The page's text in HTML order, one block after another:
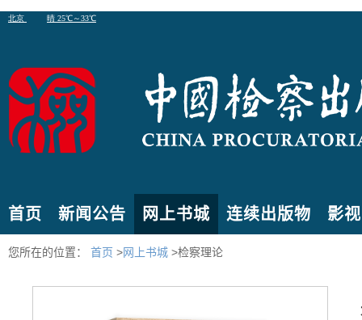
首页 新闻公告 网上书城 连续出版物 影
您所在的位置： 首页 >网上书城 >检察理论